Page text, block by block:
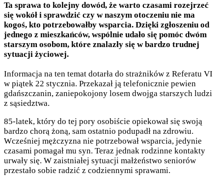
Ta sprawa to kolejny dowód, że warto czasami rozejrzeć
się wokół i sprawdzić czy w naszym otoczeniu nie ma
kogoś, kto potrzebowałby wsparcia. Dzięki zgłoszeniu od
jednego z mieszkańców, wspólnie udało się pomóc dwóm
starszym osobom, które znalazły się w bardzo trudnej
sytuacji życiowej.
Informacja na ten temat dotarła do strażników z Referatu VI
w piątek 22 stycznia. Przekazał ją telefonicznie pewien
gdańszczanin, zaniepokojony losem dwojga starszych ludzi
z sąsiedztwa.
85-latek, który do tej pory osobiście opiekował się swoją
bardzo chorą żoną, sam ostatnio podupadł na zdrowiu.
Wcześniej mężczyzna nie potrzebował wsparcia, jedynie
czasami pomagał mu syn. Teraz jednak rodzinne kontakty
urwały się. W zaistniałej sytuacji małżeństwo seniorów
przestało sobie radzić z codziennymi sprawami.